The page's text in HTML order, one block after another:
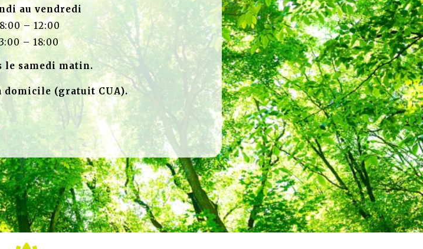
au vendredi
– 12:00
– 18:00
le samedi matin.
domicile (gratuit CUA).